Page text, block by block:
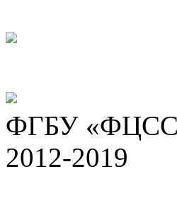
ФГБУ
2012-2019